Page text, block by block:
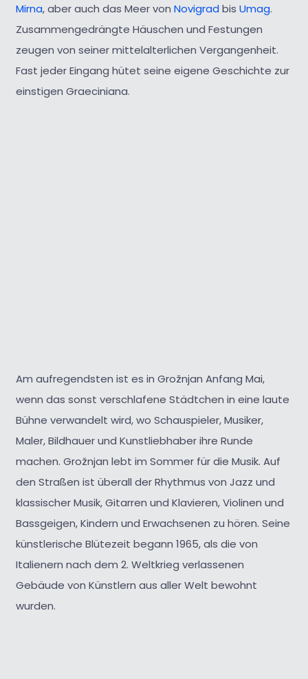
Mirna, aber auch das Meer von Novigrad bis Umag.
Zusammengedrängte Häuschen und Festungen
zeugen von seiner mittelalterlichen Vergangenheit.
Fast jeder Eingang hütet seine eigene Geschichte zur
einstigen Graeciniana.
Am aufregendsten ist es in Grožnjan Anfang Mai,
wenn das sonst verschlafene Städtchen in eine laute
Bühne verwandelt wird, wo Schauspieler, Musiker,
Maler, Bildhauer und Kunstliebhaber ihre Runde
machen. Grožnjan lebt im Sommer für die Musik. Auf
den Straßen ist überall der Rhythmus von Jazz und
klassischer Musik, Gitarren und Klavieren, Violinen und
Bassgeigen, Kindern und Erwachsenen zu hören. Seine
künstlerische Blütezeit begann 1965, als die von
Italienern nach dem 2. Weltkrieg verlassenen
Gebäude von Künstlern aus aller Welt bewohnt
wurden.